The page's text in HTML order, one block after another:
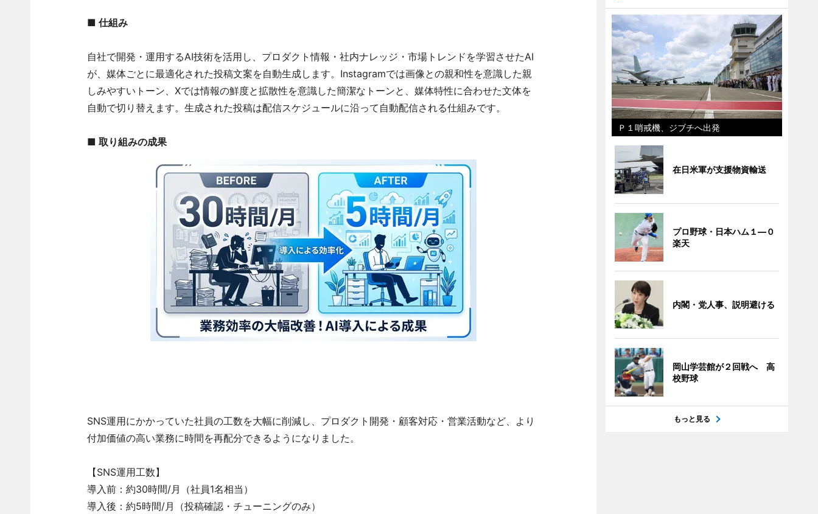
■ 仕組み
自社で開発・運用するAI技術を活用し、プロダクト情報・社内ナレッジ・市場トレンドを学習させたAI
が、媒体ごとに最適化された投稿文案を自動生成します。Instagramでは画像との親和性を意識した親
しみやすいトーン、Xでは情報の鮮度と拡散性を意識した簡潔なトーンと、媒体特性に合わせた文体を
自動で切り替えます。生成された投稿は配信スケジュールに沿って自動配信される仕組みです。
■ 取り組みの成果
SNS運用にかかっていた社員の工数を大幅に削減し、プロダクト開発・顧客対応・営業活動など、より
付加価値の高い業務に時間を再配分できるようになりました。
【SNS運用工数】
導入前：約30時間/月（社員1名相当）
導入後：約5時間/月（投稿確認・チューニングのみ）
Ｐ１哨戒機、ジブチへ出発
在日米軍が支援物資輸送
プロ野球・日本ハム１―０
楽天
内閣・党人事、説明避ける
岡山学芸館が２回戦へ 高
校野球
もっと見る